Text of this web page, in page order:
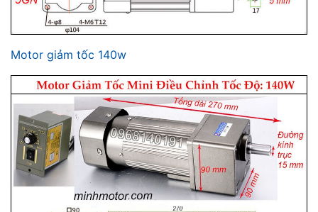
Motor giảm tốc 140w